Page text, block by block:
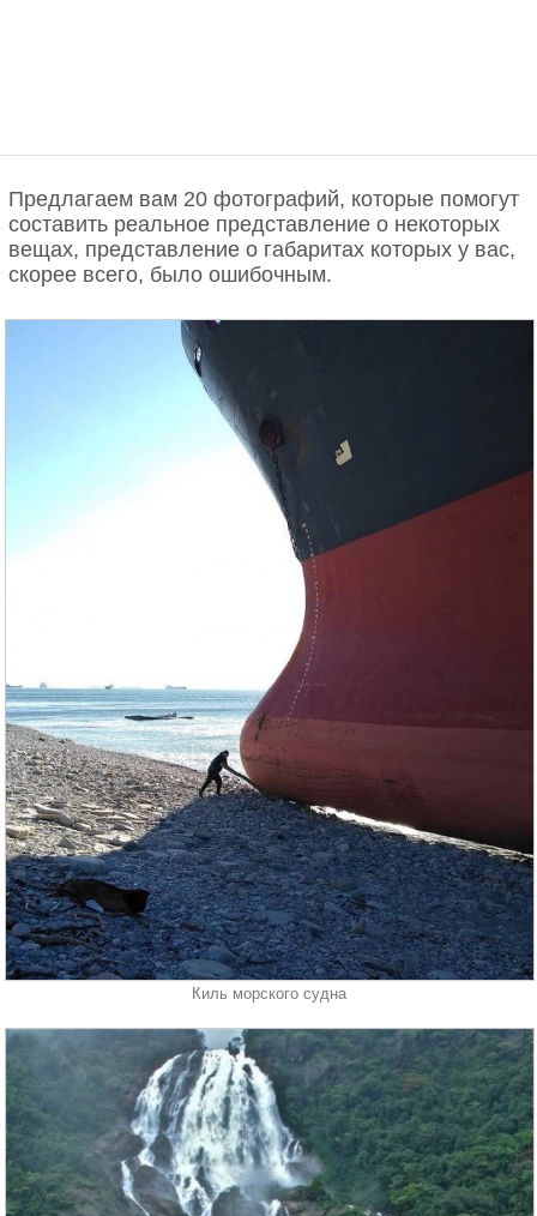
Предлагаем вам 20 фотографий, которые помогут
составить реальное представление о некоторых
вещах, представление о габаритах которых у вас,
скорее всего, было ошибочным.
Киль морского судна